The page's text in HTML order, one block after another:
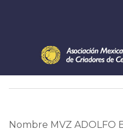
Nombre MVZ ADOLFO